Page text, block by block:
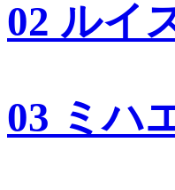
02 ルイ
03 ミハ